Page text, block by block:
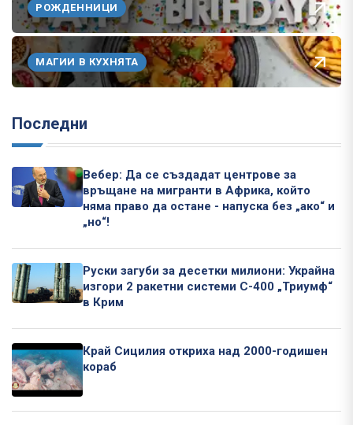
РОЖДЕННИЦИ
МАГИИ В КУХНЯТА
Последни
Вебер: Да се създадат центрове за
връщане на мигранти в Африка, който
няма право да остане - напуска без „ако“ и
„но“!
Руски загуби за десетки милиони: Украйна
изгори 2 ракетни системи С-400 „Триумф“
в Крим
Край Сицилия откриха над 2000-годишен
кораб